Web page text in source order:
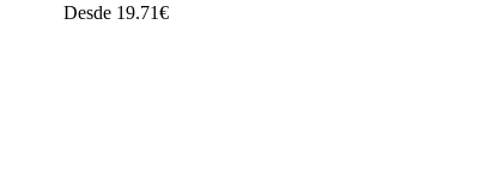
Desde 19.71€